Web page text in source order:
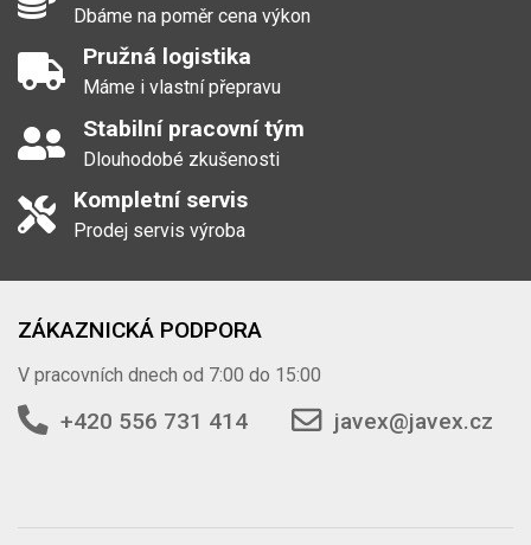
Dbáme na poměr cena výkon
Pružná logistika
Máme i vlastní přepravu
Stabilní pracovní tým
Dlouhodobé zkušenosti
Kompletní servis
Prodej servis výroba
ZÁKAZNICKÁ PODPORA
V pracovních dnech od 7:00 do 15:00
+420 556 731 414 javex@javex.cz